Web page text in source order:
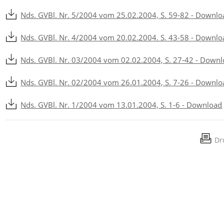
Nds. GVBl. Nr. 5/2004 vom 25.02.2004, S. 59-82 -
Nds. GVBl. Nr. 4/2004 vom 20.02.2004. S. 43-58 -
Nds. GVBl. Nr. 03/2004 vom 02.02.2004, S. 27-42 -
Nds. GVBl. Nr. 02/2004 vom 26.01.2004, S. 7-26 -
Nds. GVBl. Nr. 1/2004 vom 13.01.2004, S. 1-6 - Download